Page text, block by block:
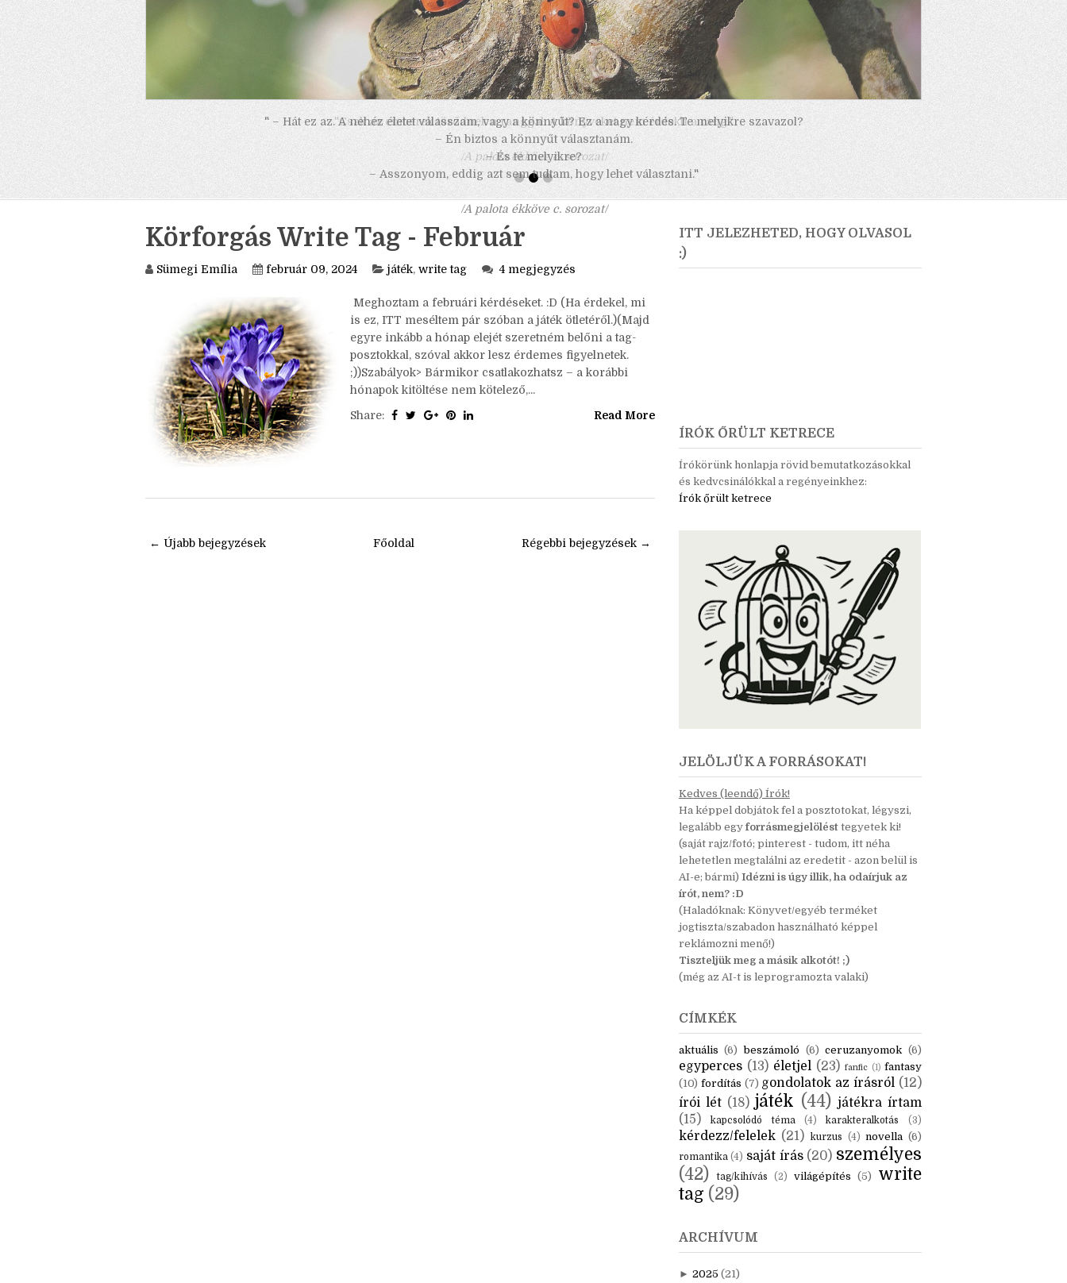
" – Hát ez az. A nehéz életet válasszam, vagy a könnyűt? Ez a nagy kérdés. Te melyikre szavazol?
– Én biztos a könnyűt választanám.
– És te melyikre?
– Asszonyom, eddig azt sem tudtam, hogy lehet választani."
/A palota ékköve c. sorozat/
Körforgás Write Tag - Február
Sümegi Emília február 09, 2024 játék,write tag 4 megjegyzés
Meghoztam a februári kérdéseket. :D (Ha érdekel, mi
is ez, ITT meséltem pár szóban a játék ötletéről.)(Majd
egyre inkább a hónap elejét szeretném belőni a tag-
posztokkal, szóval akkor lesz érdemes figyelnetek.
ÍRÓK ŐRÜLT KETRECE
JELÖLJÜK A FORRÁSOKAT!
Kedves (leendő) Írók!
Ha képpel dobjátok fel a posztotokat, légyszi,
legalább egyforrásmegjelölésttegyetek ki!
(saját rajz/fotó; pinterest - tudom, itt néha
lehetetlen megtalálni az eredetit - azon belül is
AI-e; bármi)Idézni is úgy illik, ha odaírjuk az
írót, nem? :D
(Haladóknak: Könyvet/egyéb terméket
jogtiszta/szabadon használható képpel
Tiszteljük meg a másik alkotót! ;)
CÍMKÉK
aktuális (6) beszámoló (6) ceruzanyomok (6)
egyperces (13) életjel (23) fanfic (1) fantasy
(10) fordítás (7) gondolatok az írásról (12)
írói lét
(18) játék (44) játékra írtam
(15)
kapcsolódó téma (4) karakteralkotás (3)
kérdezz/felelek
tag/kihívás
tag (29)